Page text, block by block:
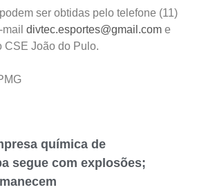
ser obtidas pelo telefone (11)
divtec.esportes@gmail.com e
CSE João do Pulo.
química de
segue com explosões;